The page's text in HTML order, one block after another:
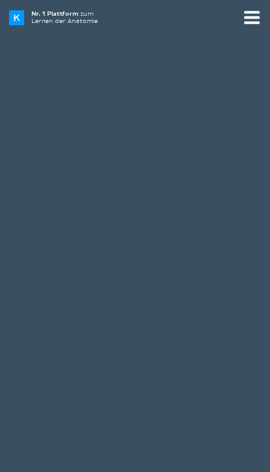
Nr. 1 Plattformzum
Lernen der Anatomie